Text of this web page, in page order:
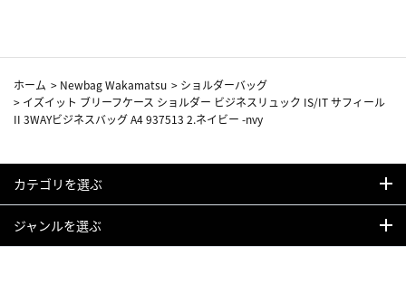
ホーム > Newbag Wakamatsu > ショルダーバッグ
> イズイット ブリーフケース ショルダー ビジネスリュック IS/IT サフィール
II 3WAYビジネスバッグ A4 937513 2.ネイビー -nvy
カテゴリを選ぶ
ジャンルを選ぶ